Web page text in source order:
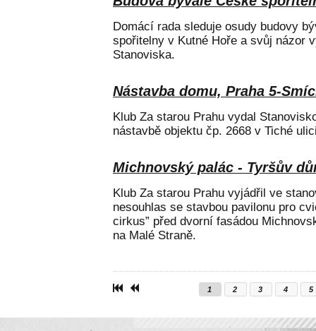
Domácí rada sleduje osudy budovy
spořitelny v Kutné Hoře a svůj názor
Stanoviska.
Nástavba domu, Praha 5-
Klub Za starou Prahu vydal
nástavbě objektu čp. 2668 v Tiché
Michnovský palác - Tyršův
Klub Za starou Prahu vyjádřil ve
nesouhlas se stavbou pavilonu pro
cirkus” před dvorní fasádou
na Malé Straně.
1 2 3 4 5